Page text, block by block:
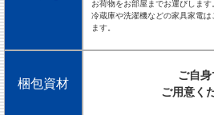
お荷物をお部屋までお運びします。
冷蔵庫や洗濯機などの家具家電は
ます。
梱包資材
ご自身
ご用意く